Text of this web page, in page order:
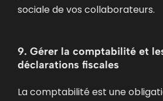
sociale de vos collaborateurs.
9. Gérer la comptabilité et
déclarations fiscales
La comptabilité est une